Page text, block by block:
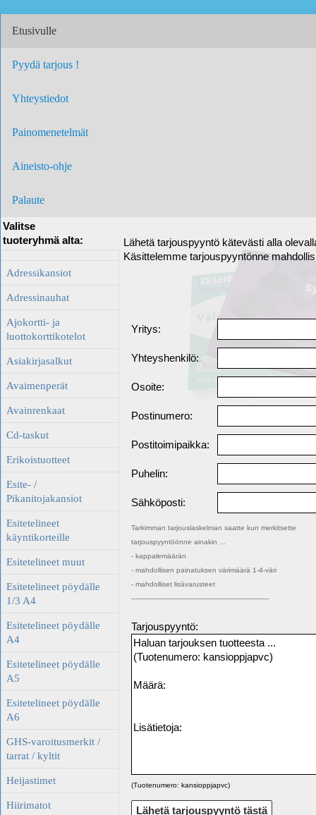
Etusivulle
Pyydä tarjous !
Yhteystiedot
Painomenetelmät
Aineisto-ohje
Palaute
Valitse
tuoteryhmä alta:
Adressikansiot
Adressinauhat
Ajokortti- ja
luottokorttikotelot
Asiakirjasalkut
Avaimenperät
Avainrenkaat
Cd-taskut
Erikoistuotteet
Esite- /
Pikanitojakansiot
Esitetelineet
käyntikorteille
Esitetelineet muut
Esitetelineet pöydälle
1/3 A4
Esitetelineet pöydälle
A4
Esitetelineet pöydälle
A5
Esitetelineet pöydälle
A6
GHS-varoitusmerkit /
tarrat / kyltit
Heijastimet
Hiirimatot
Lähetä tarjouspyyntö kätevästi alla
Käsittelemme tarjouspyyntönne
Yritys:
Yhteyshenkilö:
Osoite:
Postinumero:
Postitoimipaikka:
Puhelin:
Sähköposti:
Tarkimman tarjouslaskelman saatte kun merkitsette
tarjouspyyntöönne ainakin ...
- kappalemäärän
- mahdollisen painatuksen värimäärä 1-4-väri
- mahdolliset lisävarusteet
-----------------------------------------------------------------
Tarjouspyyntö:
(Tuotenumero: kansioppjapvc)